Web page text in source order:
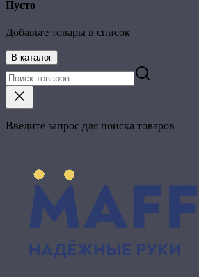
Пусто
Добавьте товары в список
В каталог
Введите запрос для поиска товаров